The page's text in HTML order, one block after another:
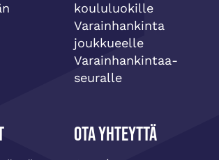
koululuokille
Varainhankinta
joukkueelle
Varainhankintaa-
seuralle
Ota yhteyttä